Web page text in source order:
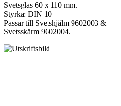
Svetsglas 60 x 110 mm.
Styrka: DIN 10
Passar till Svetshjälm 9602003 &
Svetsskärm 9602004.